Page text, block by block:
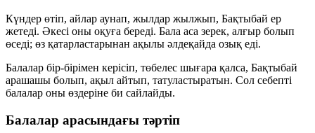
Күндер өтіп, айлар аунап, жылдар жылжып, Бақтыбай ер
жетеді. Әкесі оны оқуға береді. Бала аса зерек, алғыр болып
өседі; өз қатарластарынан ақылы әлдеқайда озық еді.
Балалар бір-бірімен керісіп, төбелес шығара қалса, Бақтыбай
арашашы болып, ақыл айтып, татуластыратын. Сол себепті
балалар оны өздеріне би сайлайды.
Балалар арасындағы тәртіп